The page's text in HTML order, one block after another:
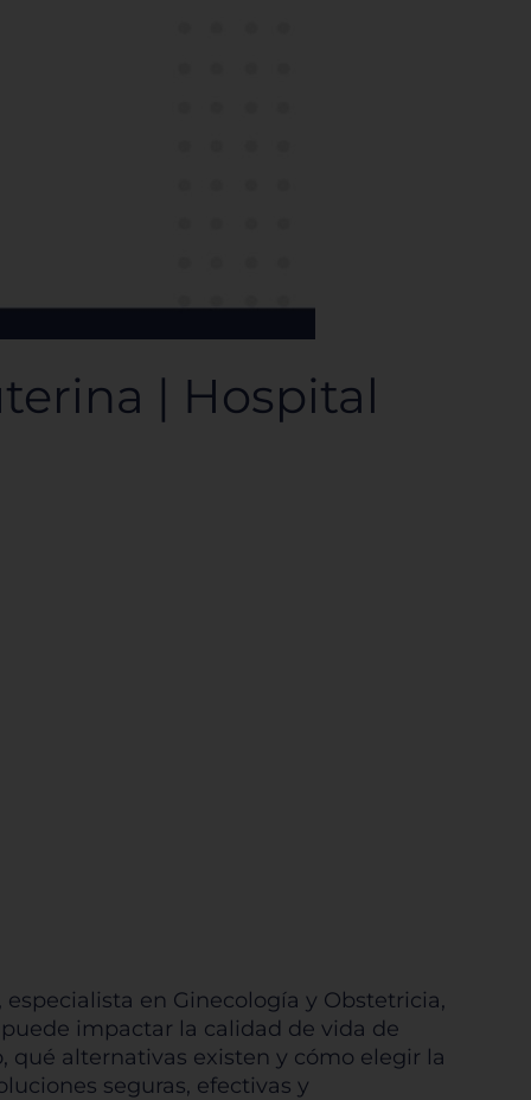
| Hospital
en Ginecología y Obstetricia,
impactar la calidad de vida de
qué alternativas existen y cómo elegir la
seguras, efectivas y